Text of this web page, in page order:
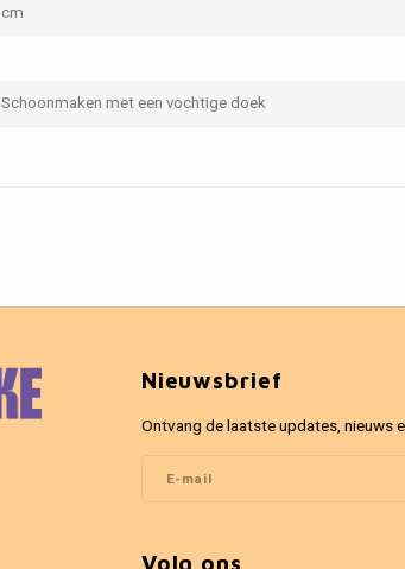
cm
Schoonmaken met een vochtige doek
Nieuwsbrief
Ontvang de laatste updates, nieuws
Volg ons